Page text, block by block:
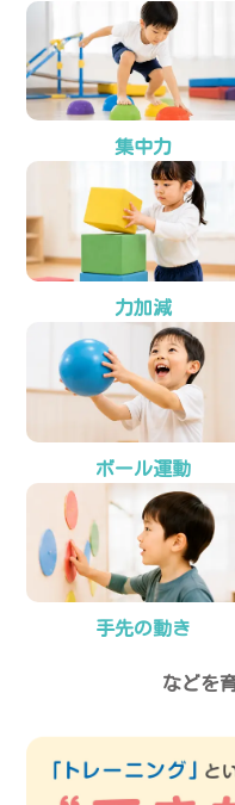
集中力
力加減
ボール運動
手先の動き
などを